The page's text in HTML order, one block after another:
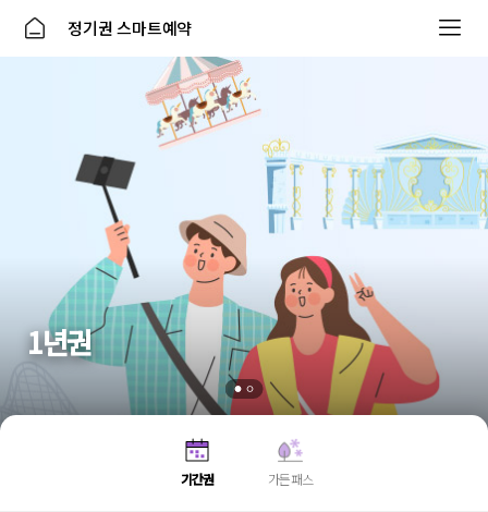
정기권 스마트예약
1년권
기간권 가든패스